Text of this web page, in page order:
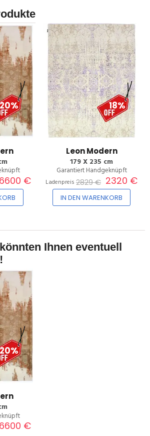
20%
6600 €
18%
Leon Modern
179 X 235 cm
Garantiert Handgeknüpft
Ladenpreis 2829 € 2320 €
IN DEN WARENKORB
Ihnen eventuell
20%
6600 €